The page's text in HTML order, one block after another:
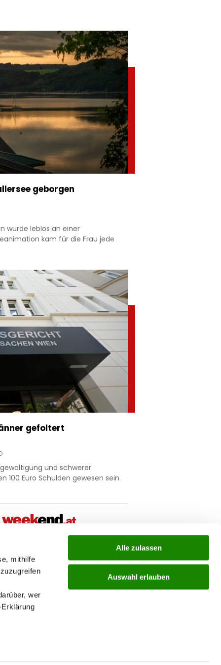
mithilfe
wer
Alle zulassen
Auswahl erlauben
geborgen
wurde leblos an einer
kam für die Frau jede
gefoltert
und schwerer
100 Euro Schulden gewesen sein.